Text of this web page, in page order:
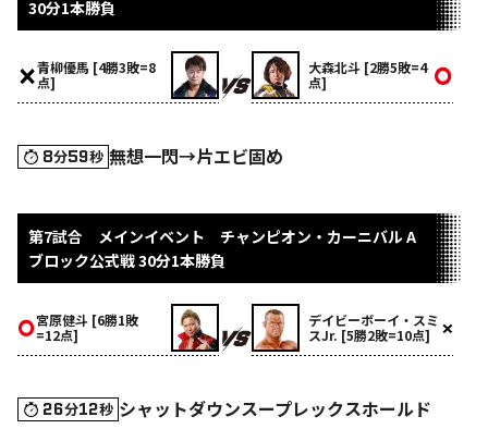
30分1本勝負
青柳優馬 [4勝3敗=8
点]
大森北斗 [2勝5敗=4
点]
8分59秒 無想一閃→片エビ固め
第7試合 メインイベント チャンピオン・カーニバル A
ブロック公式戦 30分1本勝負
宮原健斗 [6勝1敗
=12点]
デイビーボーイ・スミ
スJr. [5勝2敗=10点]
26分12秒 シャットダウンスープレックスホールド